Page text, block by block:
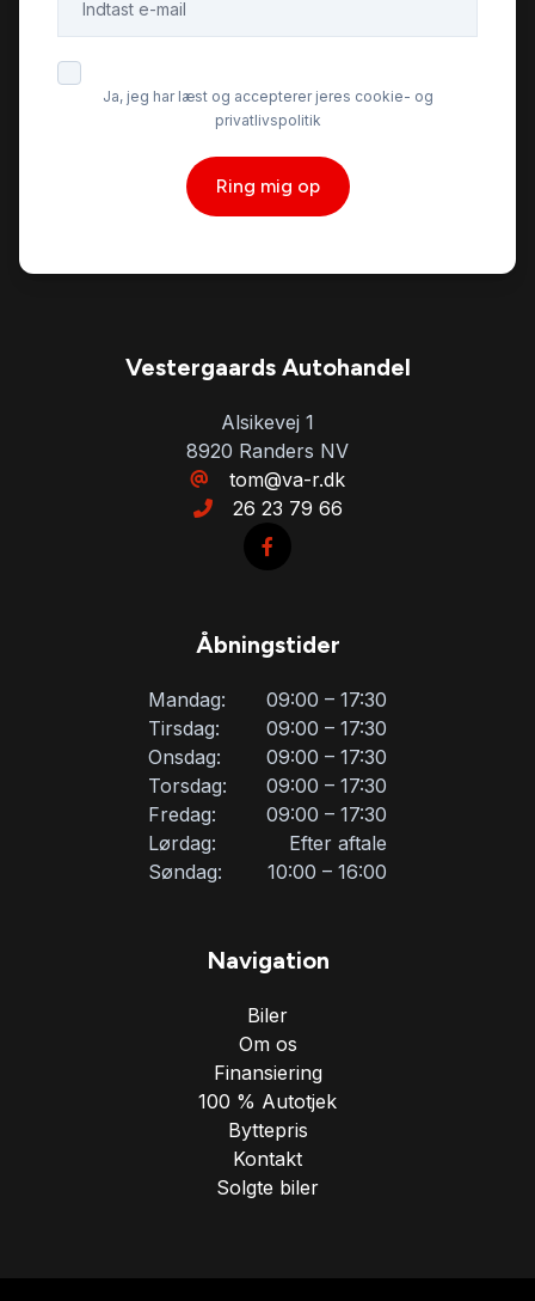
Ja, jeg har læst og accepterer jeres cookie- og
privatlivspolitik
Ring mig op
Vestergaards Autohandel
Alsikevej 1
8920 Randers NV
tom@va-r.dk
26 23 79 66
Åbningstider
Mandag:
09:00 – 17:30
Tirsdag:
09:00 – 17:30
Onsdag:
09:00 – 17:30
Torsdag:
09:00 – 17:30
Fredag:
09:00 – 17:30
Lørdag:
Efter aftale
Søndag:
10:00 – 16:00
Navigation
Biler
Om os
Finansiering
100 % Autotjek
Byttepris
Kontakt
Solgte biler